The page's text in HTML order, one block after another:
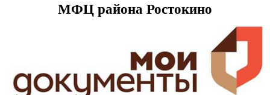
МФЦ района Ростокино